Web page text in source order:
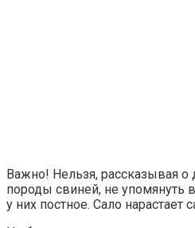
Важно! Нельзя, рассказывая о
породы свиней, не упомянуть
у них постное. Сало нарастает